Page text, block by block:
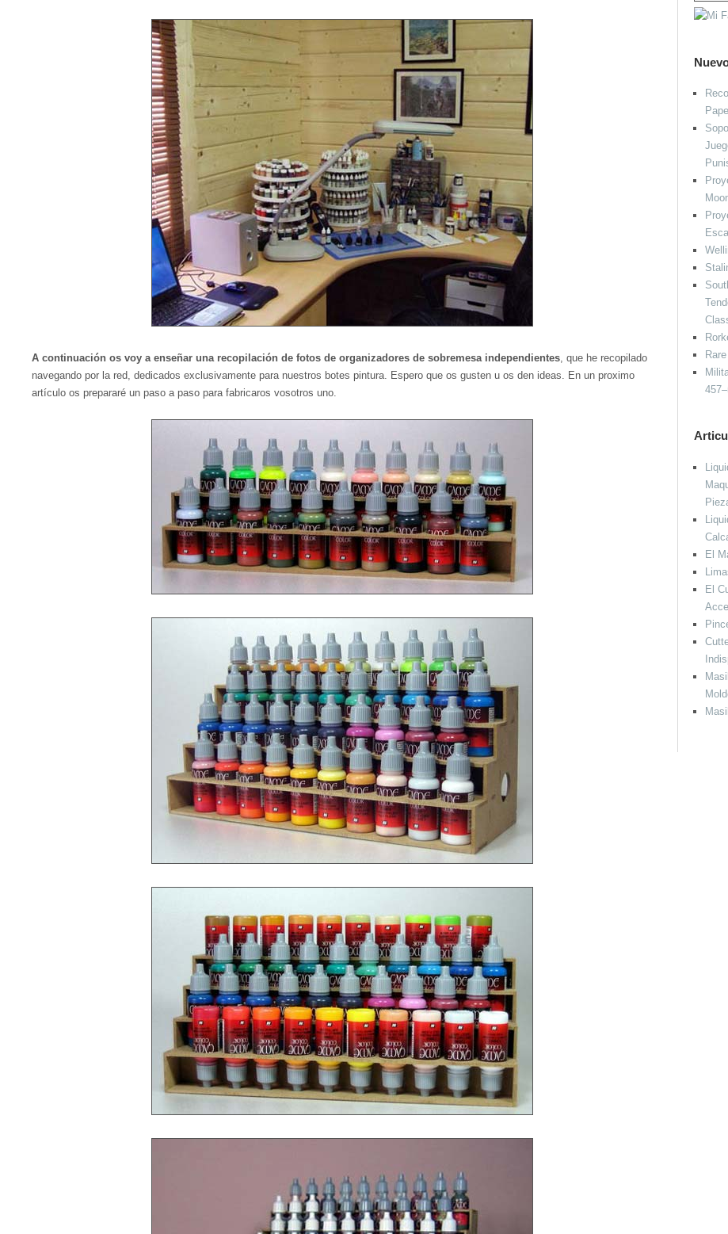
A continuación os voy a enseñar una recopilación de fotos de organizadores de sobremesa independientes , que he recopilado
navegando por la red, dedicados exclusivamente para nuestros botes pintura. Espero que os gusten u os den ideas. En un proximo
artículo os prepararé un paso a paso para fabricaros vosotros uno.
El
El